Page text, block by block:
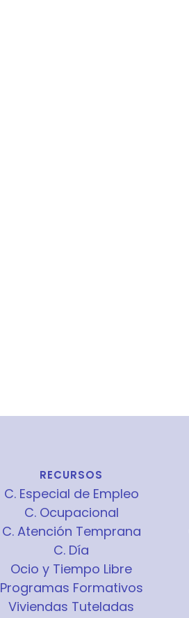
RECURSOS
C. Especial de Empleo
C. Ocupacional
C. Atención Temprana
C. Día
Ocio y Tiempo Libre
Programas Formativos
Viviendas Tuteladas